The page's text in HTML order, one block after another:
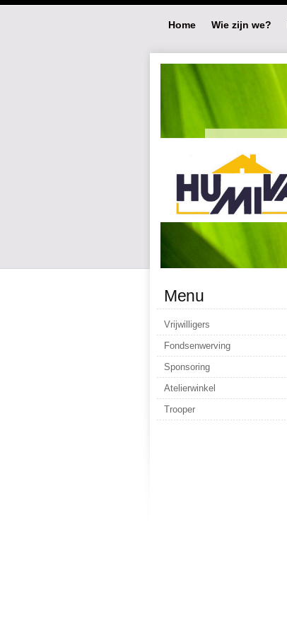
Home Wie zijn we?
Menu
Vrijwilligers
Fondsenwerving
Sponsoring
Atelierwinkel
Trooper